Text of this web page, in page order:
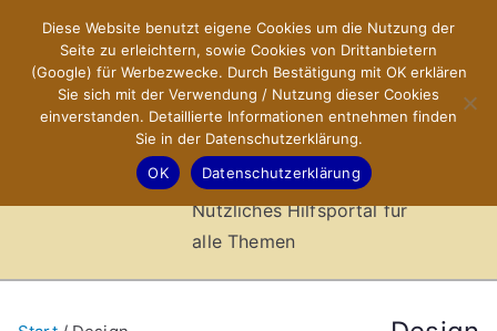
springen
X-Sites.de
–
Hilfsportal
Nützliches Hilfsportal für
alle Themen
Diese Website benutzt eigene Cookies um die Nutzung der
Seite zu erleichtern, sowie Cookies von Drittanbietern
(Google) für Werbezwecke. Durch Bestätigung mit OK erklären
Sie sich mit der Verwendung / Nutzung dieser Cookies
einverstanden. Detaillierte Informationen entnehmen finden
Sie in der Datenschutzerklärung.
OK
Datenschutzerklärung